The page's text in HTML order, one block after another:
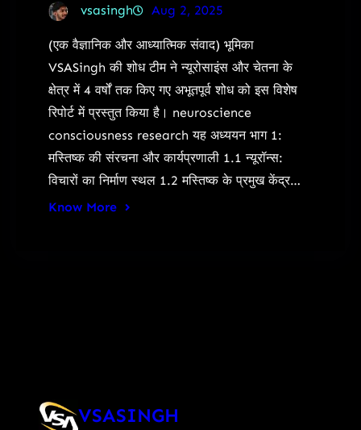
vsasingh Aug 2, 2025
(एक वैज्ञानिक और आध्यात्मिक संवाद) भूमिका
VSASingh की शोध टीम ने न्यूरोसाइंस और चेतना के
क्षेत्र में 4 वर्षों तक किए गए अभूतपूर्व शोध को इस विशेष
रिपोर्ट में प्रस्तुत किया है। neuroscience
consciousness research यह अध्ययन भाग 1:
मस्तिष्क की संरचना और कार्यप्रणाली 1.1 न्यूरॉन्स:
विचारों का निर्माण स्थल 1.2 मस्तिष्क के प्रमुख केंद्र…
Know More
VSASINGH